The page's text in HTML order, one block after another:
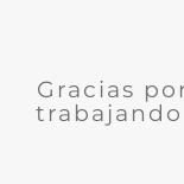
Gracias